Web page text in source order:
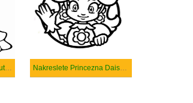
Princezna Daisy k vytisknutí zdarma Nakreslete Princezna Daisy zdarma prostý tisknutelné